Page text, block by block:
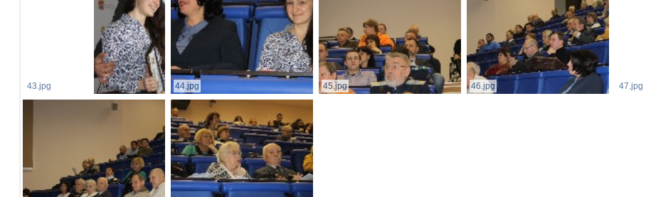
43.jpg 44.jpg 45.jpg 46.jpg 47.jpg